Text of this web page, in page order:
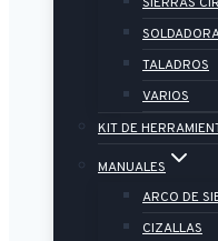
TALADROS
VARIOS
KIT DE
MANUALES
ARCO DE
CIZALLAS